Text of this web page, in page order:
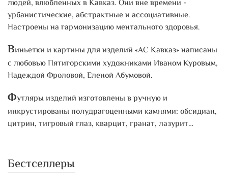
людей, влюбленных в Кавказ. Они вне времени -
урбанистические, абстрактные и ассоциативные.
Настроены на гармонизацию ментального здоровья.
Виньетки и картины для изделий «АС Кавказ» написаны
с любовью Пятигорскими художниками Иваном Куровым,
Надеждой Фроловой, Еленой Абумовой.
Футляры изделий изготовлены в ручную и
инкрустированы полудрагоценными камнями: обсидиан,
цитрин, тигровый глаз, кварцит, гранат, лазурит…
Бестселлеры